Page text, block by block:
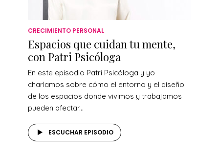
CRECIMIENTO PERSONAL
Espacios que cuidan tu mente,
con Patri Psicóloga
En este episodio Patri Psicóloga y yo
charlamos sobre cómo el entorno y el diseño
de los espacios donde vivimos y trabajamos
pueden afectar...
ESCUCHAR EPISODIO